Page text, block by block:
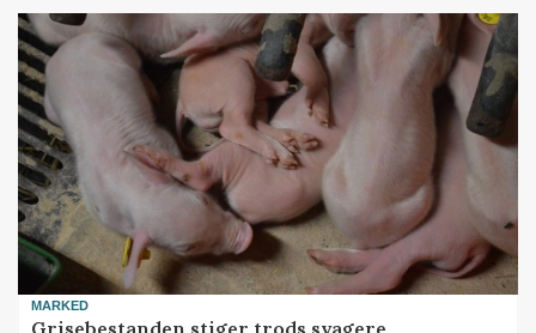
MARKED
Grisebestanden stiger trods svagere